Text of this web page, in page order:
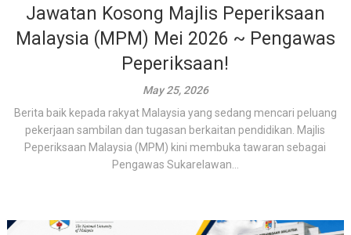
Jawatan Kosong Majlis Peperiksaan
Malaysia (MPM) Mei 2026 ~ Pengawas
Peperiksaan!
May 25, 2026
Berita baik kepada rakyat Malaysia yang sedang mencari peluang
pekerjaan sambilan dan tugasan berkaitan pendidikan. Majlis
Peperiksaan Malaysia (MPM) kini membuka tawaran sebagai
Pengawas Sukarelawan...